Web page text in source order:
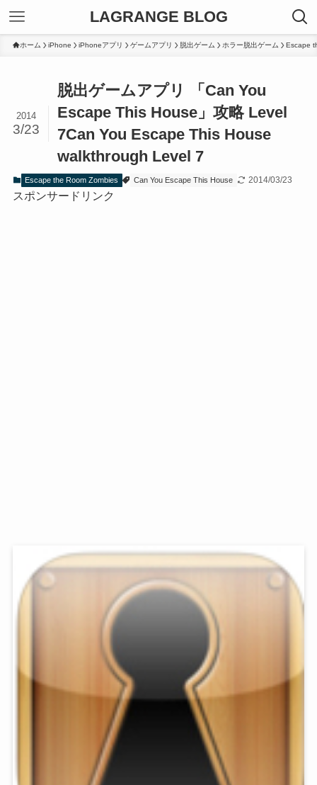
LAGRANGE BLOG
ホーム iPhone iPhoneアプリ ゲームアプリ 脱出ゲーム ホラー脱出ゲーム Escape
脱出ゲームアプリ 「Can You
Escape This House」攻略 Level
7Can You Escape This House
walkthrough Level 7
2014
3/23
Escape the Room Zombies Can You Escape This House 2014/03/23
スポンサードリンク